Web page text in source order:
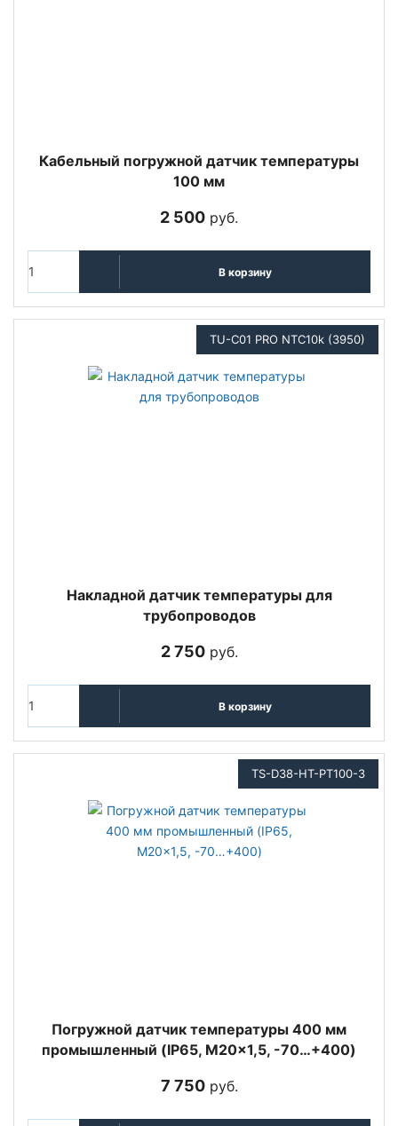
Кабельный погружной датчик температуры
100 мм
2 500 руб.
В корзину
TU-C01 PRO NTC10k (3950)
Накладной датчик температуры для
трубопроводов
2 750руб.
В корзину
TS-D38-HT-PT100-3
Погружной датчик температуры 400 мм
промышленный (IP65, M20x1,5, -70…+400)
7 750руб.